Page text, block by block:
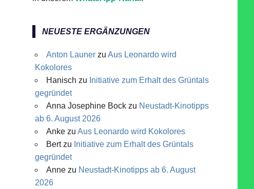
NEUESTE ERGÄNZUNGEN
Anton Launerzu Aus Leonardo wird
Kokolores
Hanisch zu Initiative zum Erhalt des Grüntals
gegründet
Anna Josephine Bockzu Neustadt-Kinotipps
ab 6. August 2026
Ankezu Aus Leonardo wird Kokolores
Bertzu Initiative zum Erhalt des Grüntals
gegründet
Annezu Neustadt-Kinotipps ab 6. August
2026